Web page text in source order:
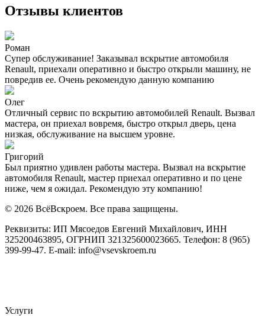
Отзывы клиентов
Роман
Супер обслуживание! Заказывал вскрытие автомобиля
Renault, приехали оперативно и быстро открыли машину, не
повредив ее. Очень рекомендую данную компанию
Олег
Отличный сервис по вскрытию автомобилей Renault. Вызвал
мастера, он приехал вовремя, быстро открыл дверь, цена
низкая, обслуживание на высшем уровне.
Григорий
Был приятно удивлен работы мастера. Вызвал на вскрытие
автомобиля Renault, мастер приехал оперативно и по цене
ниже, чем я ожидал. Рекомендую эту компанию!
© 2026 ВсёВскроем. Все права защищены.
Реквизиты: ИП Мясоедов Евгений Михайлович, ИНН
325200463895, ОГРНИП 321325600023665. Телефон: 8 (965)
399-99-47. E-mail: info@vsevskroem.ru
Услуги